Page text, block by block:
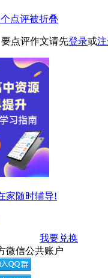
个点评被折叠
要点评作文请先登录或
我要兑换